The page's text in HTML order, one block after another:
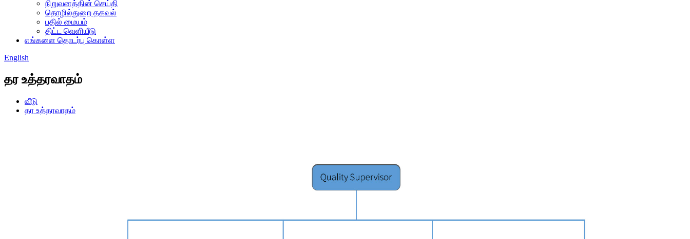
நிறுவனத்தின் செய்தி
தொழில்துறை தகவல்
பதில் மையம்
திட்ட வெளியீடு
எங்களை தொடர்பு கொள்ள
English
தர உத்தரவாதம்
வீடு
தர உத்தரவாதம்